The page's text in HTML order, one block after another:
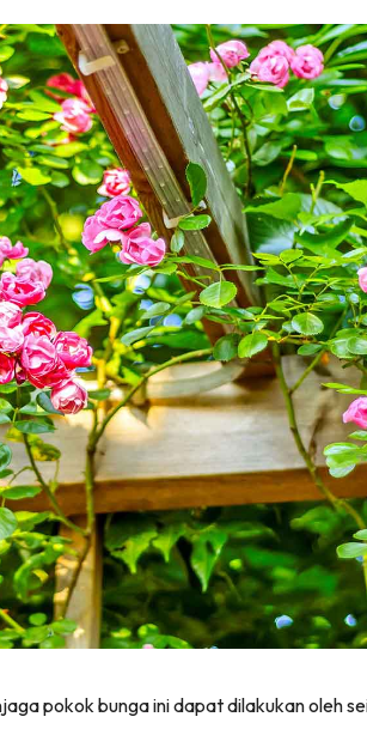
pokok bunga ini dapat dilakukan oleh